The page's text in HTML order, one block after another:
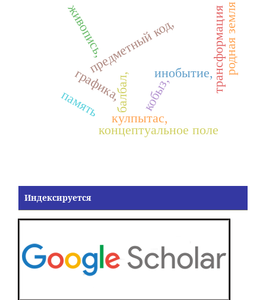
живопись,
графика, кобыз,
балбал,
кулпытас,
предметный код,инобытие,
память
трансформация
концептуальное поле
родная земля
Индексируется